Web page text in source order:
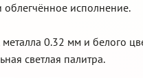
исполнение.
0.32 мм и белого
светлая палитра.